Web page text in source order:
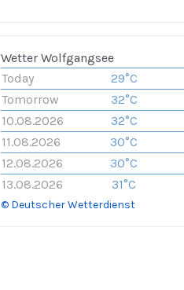
Wetter Wolfgangsee
Today
29°C
Tomorrow
32°C
10.08.2026
32°C
11.08.2026
30°C
12.08.2026
30°C
13.08.2026
31°C
© Deutscher Wetterdienst